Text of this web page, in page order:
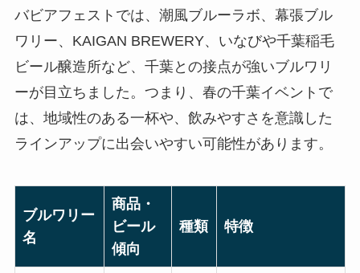
バビアフェストでは、潮風ブルーラボ、幕張ブル
ワリー、KAIGAN BREWERY、いなびや千葉稲毛
ビール醸造所など、千葉との接点が強いブルワリ
ーが目立ちました。つまり、春の千葉イベントで
は、地域性のある一杯や、飲みやすさを意識した
ラインアップに出会いやすい可能性があります。
ブルワリー
名
商品・
ビール
傾向
種類 特徴